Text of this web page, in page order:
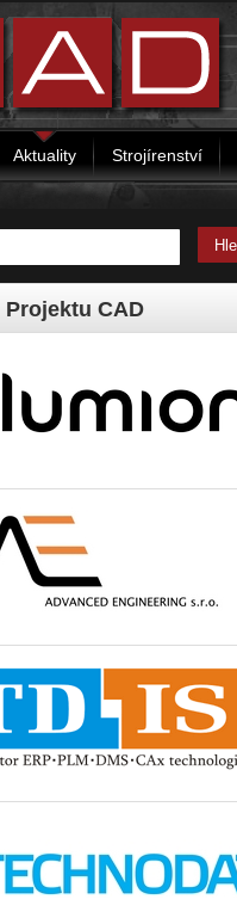
Aktuality Strojírenství
Projektu CAD